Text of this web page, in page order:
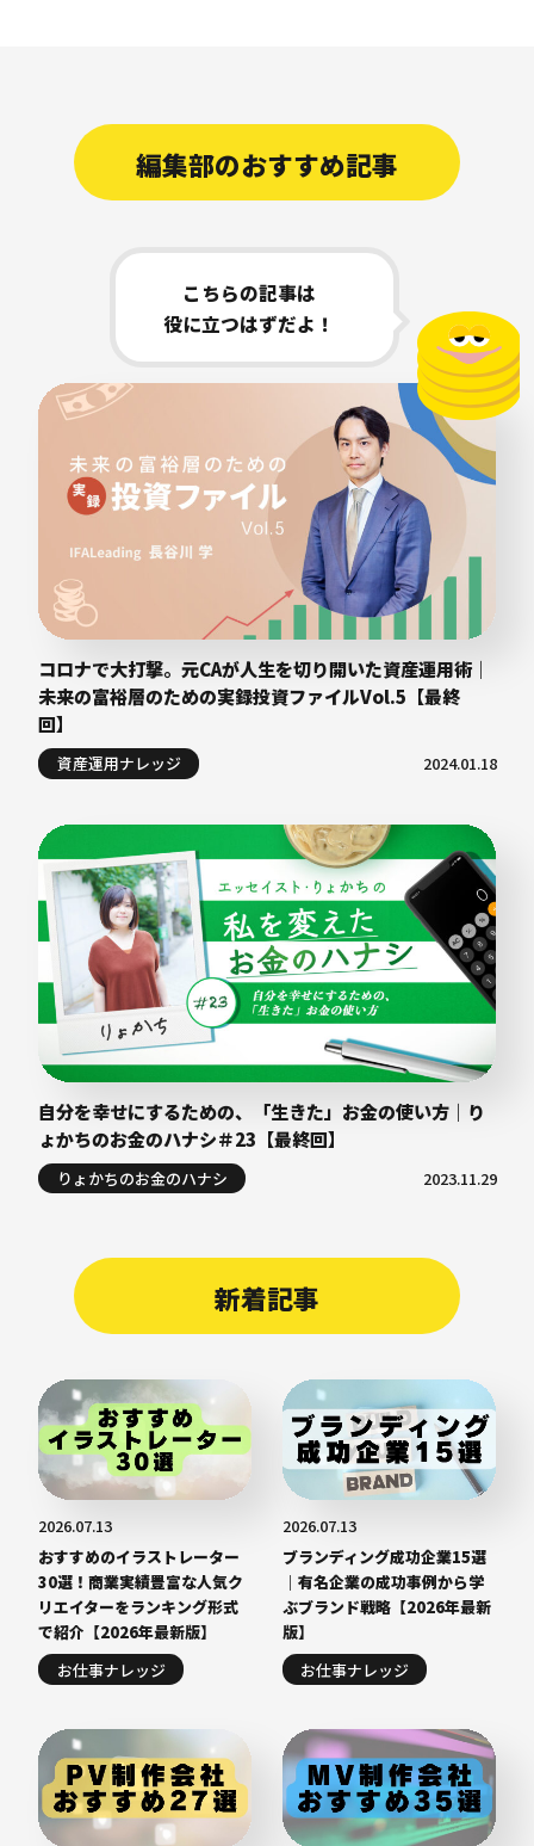
こちらの記事は
役に立つはずだよ！
編集部のおすすめ記事
コロナで大打撃。元CAが人生を切り開いた資産運用術｜
未来の富裕層のための実録投資ファイルVol.5【最終
回】
資産運用ナレッジ 2024.01.18
自分を幸せにするための、「生きた」お金の使い方｜り
ょかちのお金のハナシ＃23【最終回】
りょかちのお金のハナシ 2023.11.29
新着記事
2026.07.13
おすすめのイラストレーター
30選！商業実績豊富な人気ク
リエイターをランキング形式
で紹介【2026年最新版】
お仕事ナレッジ
2026.07.13
ブランディング成功企業15選
｜有名企業の成功事例から学
ぶブランド戦略【2026年最新
版】
お仕事ナレッジ